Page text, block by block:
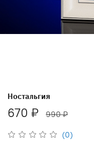
(0)
Ностальгия
670 ₽ 990 ₽